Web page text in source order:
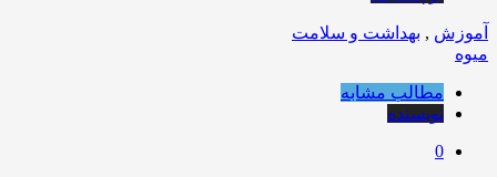
آموزش , بهداشت و سلامت
میوه
مطالب مشابه
نویسنده
0